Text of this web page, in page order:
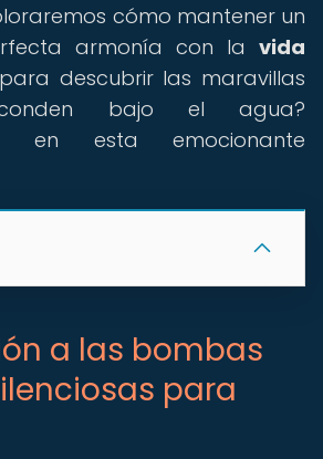
cómo mantener un
armonía con la vida
descubrir las maravillas
bajo el agua?
en esta emocionante
a las bombas
para